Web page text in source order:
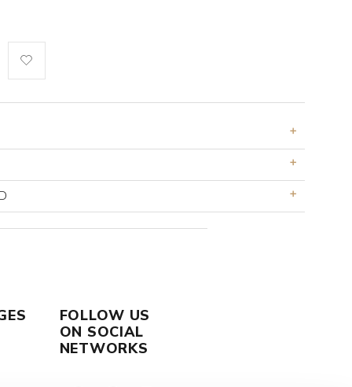
FOLLOW US
ON SOCIAL
NETWORKS